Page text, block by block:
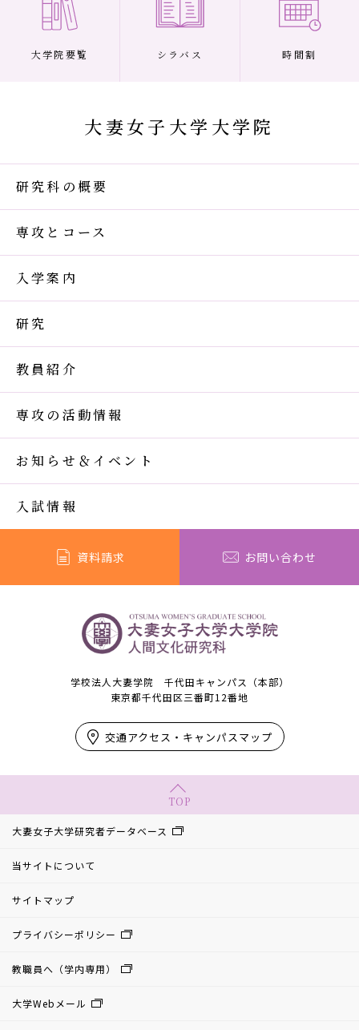
大学院要覧 シラバス 時間割
大妻女子大学大学院
研究科の概要
専攻とコース
入学案内
研究
教員紹介
専攻の活動情報
お知らせ＆イベント
入試情報
資料請求 お問い合わせ
学校法人大妻学院 千代田キャンパス（本部）
東京都千代田区三番町12番地
交通アクセス・キャンパスマップ
TOP
大妻女子大学研究者データベース
当サイトについて
サイトマップ
プライバシーポリシー
教職員へ（学内専用）
大学Webメール